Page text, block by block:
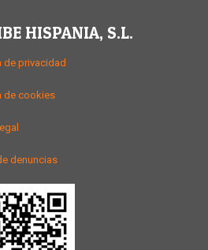
HISPANIA, S.L.
de privacidad
de cookies
denuncias